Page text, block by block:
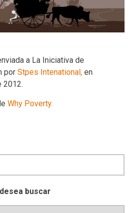
a La Iniciativa de
por Stpes Intenational, en
2012.
Why Poverty.
buscar